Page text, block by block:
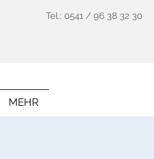
Tel.: 0541 / 96 38 32 30
MEHR